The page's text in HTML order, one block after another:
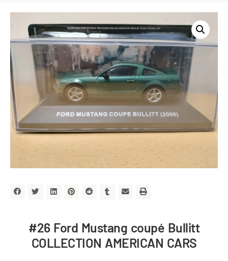
#26 Ford Mustang coupé Bullitt
COLLECTION AMERICAN CARS